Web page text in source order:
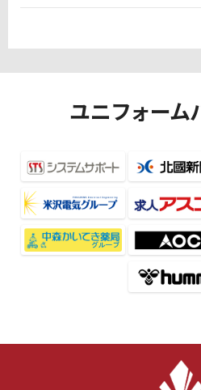
ユニフォーム